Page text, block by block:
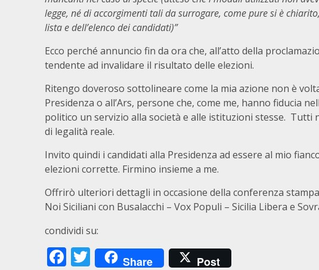
legge, né di accorgimenti tali da surrogare, come pure si è
lista e dell’elenco dei candidati)”
Ecco perché annuncio fin da ora che, all’atto della
tendente ad invalidare il risultato delle elezioni.
Ritengo doveroso sottolineare come la mia azione non è
Presidenza o all’Ars, persone che, come me, hanno fiducia
politico un servizio alla società e alle istituzioni stesse. Tutti
di legalità reale.
Invito quindi i candidati alla Presidenza ad essere al mio
elezioni corrette. Firmino insieme a me.
Offrirò ulteriori dettagli in occasione della conferenza
Noi Siciliani con Busalacchi – Vox Populi – Sicilia Libera e
condividi su:
Facebook
Twitter
Share Post